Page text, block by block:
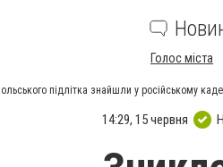
Голос міста
підлітка знайшли у російському
14:29, 15 червня